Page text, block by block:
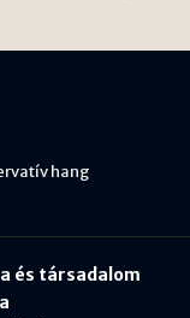
hang
és társadalom